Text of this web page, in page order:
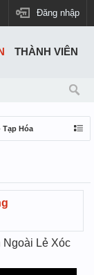
Đăng nhập
Tạp Hóa
Ngoài Lẻ Xóc
THÀNH VIÊN